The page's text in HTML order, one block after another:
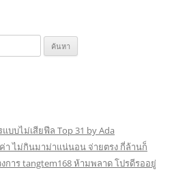
บบไม่เสียฟีล Top 31 by Ada
า ไม่กินมาม่าแน่นอน จ่ายตรง กี่ล้านก็
การ tangtem168 ห้ามพลาด โปรดีรออยู่